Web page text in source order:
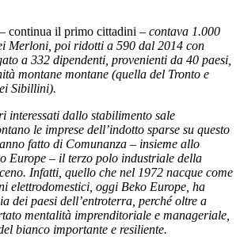
– continua il primo cittadini – contava 1.000
Merloni, poi ridotti a 590 dal 2014 con
a 332 dipendenti, provenienti da 40 paesi,
montane montane (quella del Tronto e
Sibillini).
interessati dallo stabilimento sale
le imprese dell’indotto sparse su questo
fatto di Comunanza – insieme allo
Europe – il terzo polo industriale della
Infatti, quello che nel 1972 nacque come
elettrodomestici, oggi Beko Europe, ha
dei paesi dell’entroterra, perché oltre a
mentalità imprenditoriale e manageriale,
bianco importante e resiliente.